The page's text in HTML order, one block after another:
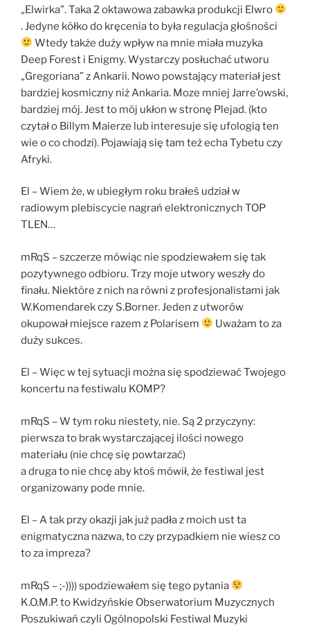
„Elwirka”. Taka 2 oktawowa zabawka produkcji Elwro
. Jedyne kółko do kręcenia to była regulacja głośności
Wtedy także duży wpływ na mnie miała muzyka
Deep Forest i Enigmy. Wystarczy posłuchać utworu
„Gregoriana” z Ankarii. Nowo powstający materiał jest
bardziej kosmiczny niż Ankaria. Moze mniej Jarre’owski,
bardziej mój. Jest to mój ukłon w stronę Plejad. (kto
czytał o Billym Maierze lub interesuje się ufologią ten
wie o co chodzi). Pojawiają się tam też echa Tybetu czy
Afryki.
El – Wiem że, w ubiegłym roku brałeś udział w
radiowym plebiscycie nagrań elektronicznych TOP
TLEN…
mRqS – szczerze mówiąc nie spodziewałem się tak
pozytywnego odbioru. Trzy moje utwory weszły do
finału. Niektóre z nich na równi z profesjonalistami jak
W.Komendarek czy S.Borner. Jeden z utworów
okupował miejsce razem z Polarisem
Uważam to za
duży sukces.
El – Więc w tej sytuacji można się spodziewać Twojego
koncertu na festiwalu KOMP?
mRqS – W tym roku niestety, nie. Są 2 przyczyny:
pierwsza to brak wystarczającej ilości nowego
materiału (nie chcę się powtarzać)
a druga to nie chcę aby ktoś mówił, że festiwal jest
organizowany pode mnie.
El – A tak przy okazji jak już padła z moich ust ta
enigmatyczna nazwa, to czy przypadkiem nie wiesz co
to za impreza?
mRqS – ;-)))) spodziewałem się tego pytania
K.O.M.P. to Kwidzyńskie Obserwatorium Muzycznych
Poszukiwań czyli Ogólnopolski Festiwal Muzyki